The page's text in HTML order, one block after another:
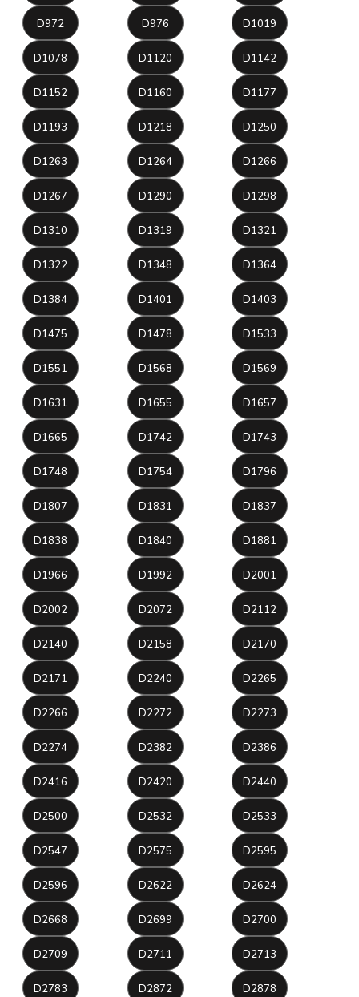
D972 D976 D1019
D1078 D1120 D1142
D1152 D1160 D1177
D1193 D1218 D1250
D1263 D1264 D1266
D1267 D1290 D1298
D1310 D1319 D1321
D1322 D1348 D1364
D1384 D1401 D1403
D1475 D1478 D1533
D1551 D1568 D1569
D1631 D1655 D1657
D1665 D1742 D1743
D1748 D1754 D1796
D1807 D1831 D1837
D1838 D1840 D1881
D1966 D1992 D2001
D2002 D2072 D2112
D2140 D2158 D2170
D2171 D2240 D2265
D2266 D2272 D2273
D2274 D2382 D2386
D2416 D2420 D2440
D2500 D2532 D2533
D2547 D2575 D2595
D2596 D2622 D2624
D2668 D2699 D2700
D2709 D2711 D2713
D2783 D2872 D2878